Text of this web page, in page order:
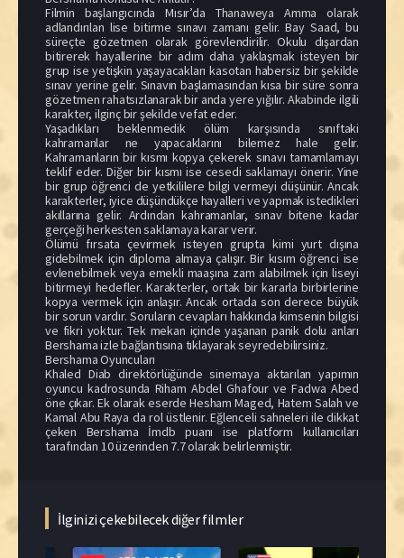
Filmin başlangıcında Mısır’da Thanaweya Amma olarak
adlandırılan lise bitirme sınavı zamanı gelir. Bay Saad, bu
süreçte gözetmen olarak görevlendirilir. Okulu dışardan
bitirerek hayallerine bir adım daha yaklaşmak isteyen bir
grup ise yetişkin yaşayacakları kasotan habersiz bir şekilde
sınav yerine gelir. Sınavın başlamasından kısa bir süre sonra
gözetmen rahatsızlanarak bir anda yere yığılır. Akabinde ilgili
karakter, ilginç bir şekilde vefat eder.
Yaşadıkları beklenmedik ölüm karşısında sınıftaki
kahramanlar ne yapacaklarını bilemez hale gelir.
Kahramanların bir kısmı kopya çekerek sınavı tamamlamayı
teklif eder. Diğer bir kısmı ise cesedi saklamayı önerir. Yine
bir grup öğrenci de yetkililere bilgi vermeyi düşünür. Ancak
karakterler, iyice düşündükçe hayalleri ve yapmak istedikleri
akıllarına gelir. Ardından kahramanlar, sınav bitene kadar
gerçeği herkesten saklamaya karar verir.
Ölümü fırsata çevirmek isteyen grupta kimi yurt dışına
gidebilmek için diploma almaya çalışır. Bir kısım öğrenci ise
evlenebilmek veya emekli maaşına zam alabilmek için liseyi
bitirmeyi hedefler. Karakterler, ortak bir kararla birbirlerine
kopya vermek için anlaşır. Ancak ortada son derece büyük
bir sorun vardır. Soruların cevapları hakkında kimsenin bilgisi
ve fikri yoktur. Tek mekan içinde yaşanan panik dolu anları
Bershama izle bağlantısına tıklayarak seyredebilirsiniz.
Bershama Oyuncuları
Khaled Diab direktörlüğünde sinemaya aktarılan yapımın
oyuncu kadrosunda Riham Abdel Ghafour ve Fadwa Abed
öne çıkar. Ek olarak eserde Hesham Maged, Hatem Salah ve
Kamal Abu Raya da rol üstlenir. Eğlenceli sahneleri ile dikkat
çeken Bershama İmdb puanı ise platform kullanıcıları
tarafından 10 üzerinden 7.7 olarak belirlenmiştir.
İlginizi çekebilecek diğer filmler